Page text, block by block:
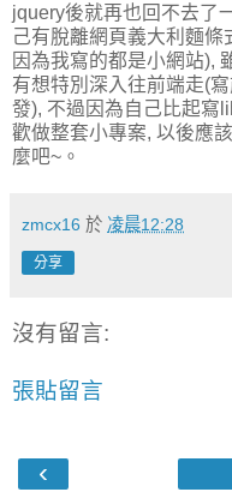
jquery後就再也回不去了
己有脫離網頁義大利麵條
因為我寫的都是小網站),
有想特別深入往前端走(
發), 不過因為自己比起寫
歡做整套小專案, 以後應
麼吧~。
zmcx16 於 凌晨12:28
分享
沒有留言:
張貼留言
‹